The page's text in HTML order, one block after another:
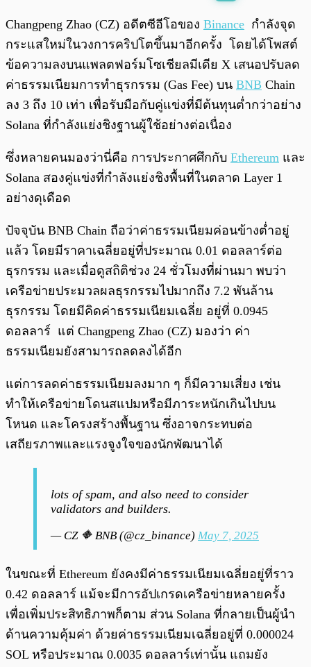
/ 0:00
Changpeng Zhao (CZ) อดีตซีอีโอของ Binance กำลังจุด
กระแสใหม่ในวงการคริปโตขึ้นมาอีกครั้ง โดยได้โพสต์
ข้อความลงบนแพลตฟอร์มโซเชียลมีเดีย X เสนอปรับลด
ค่าธรรมเนียมการทำธุรกรรม (Gas Fee) บน BNB Chain
ลง 3 ถึง 10 เท่า เพื่อรับมือกับคู่แข่งที่มีต้นทุนต่ำกว่าอย่าง
Solana ที่กำลังแย่งชิงฐานผู้ใช้อย่างต่อเนื่อง
ซึ่งหลายคนมองว่านี่คือ การประกาศศึกกับ Ethereum และ
Solana สองคู่แข่งที่กำลังแย่งชิงพื้นที่ในตลาด Layer 1
อย่างดุเดือด
ปัจจุบัน BNB Chain ถือว่าค่าธรรมเนียมค่อนข้างต่ำอยู่
แล้ว โดยมีราคาเฉลี่ยอยู่ที่ประมาณ 0.01 ดอลลาร์ต่อ
ธุรกรรม และเมื่อดูสถิติช่วง 24 ชั่วโมงที่ผ่านมา พบว่า
เครือข่ายประมวลผลธุรกรรมไปมากถึง 7.2 พันล้าน
ธุรกรรม โดยมีคิดค่าธรรมเนียมเฉลี่ย อยู่ที่ 0.0945
ดอลลาร์ แต่ Changpeng Zhao (CZ) มองว่า ค่า
ธรรมเนียมยังสามารถลดลงได้อีก
แต่การลดค่าธรรมเนียมลงมาก ๆ ก็มีความเสี่ยง เช่น
ทำให้เครือข่ายโดนสแปมหรือมีภาระหนักเกินไปบน
โหนด และโครงสร้างพื้นฐาน ซึ่งอาจกระทบต่อ
เสถียรภาพและแรงจูงใจของนักพัฒนาได้
lots of spam, and also need to consider
validators and builders.
— CZ 🔶 BNB (@cz_binance) May 7, 2025
ในขณะที่ Ethereum ยังคงมีค่าธรรมเนียมเฉลี่ยอยู่ที่ราว
0.42 ดอลลาร์ แม้จะมีการอัปเกรดเครือข่ายหลายครั้ง
เพื่อเพิ่มประสิทธิภาพก็ตาม ส่วน Solana ที่กลายเป็นผู้นำ
ด้านความคุ้มค่า ด้วยค่าธรรมเนียมเฉลี่ยอยู่ที่ 0.000024
SOL หรือประมาณ 0.0035 ดอลลาร์เท่านั้น แถมยัง